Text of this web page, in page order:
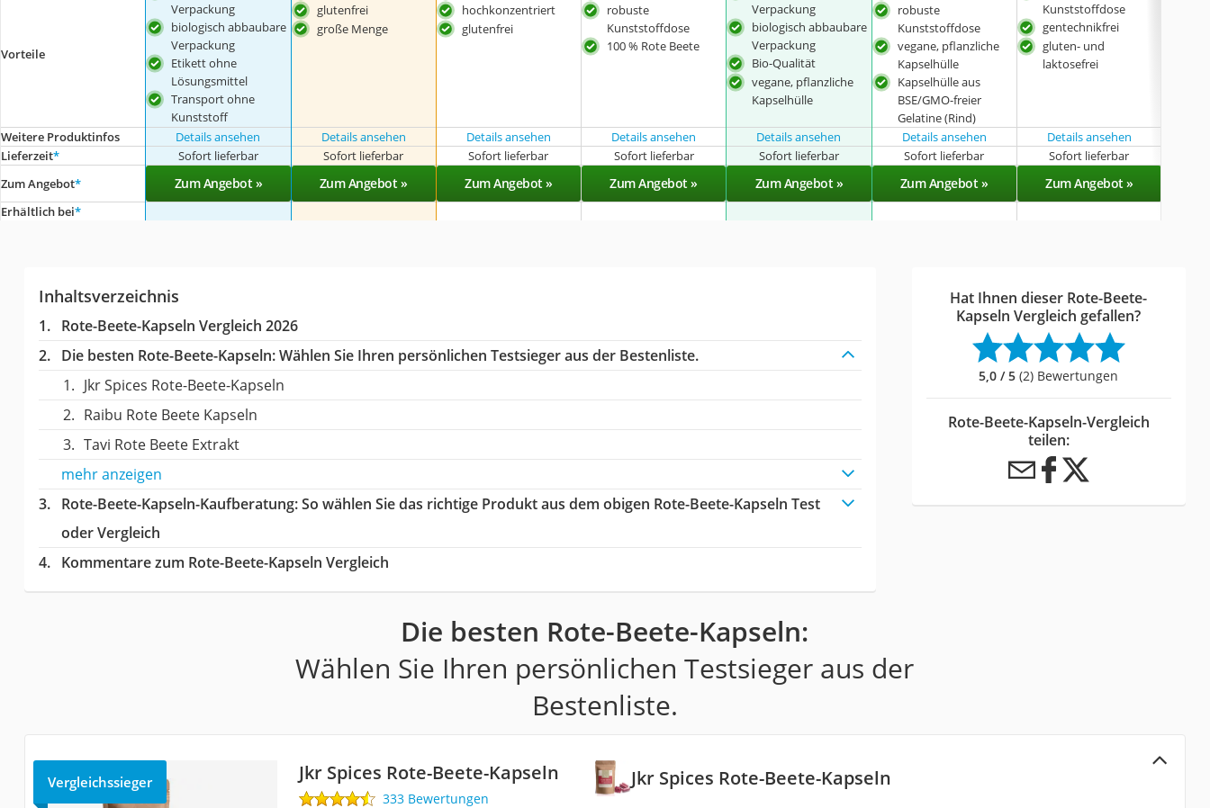
Vorteile
Verpackung
biologisch abbaubare
Verpackung
Etikett ohne
Lösungsmittel
Transport ohne
Kunststoff
glutenfrei
große Menge
hochkonzentriert
glutenfrei
robuste
Kunststoffdose
100 % Rote Beete
Verpackung
biologisch abbaubare
Verpackung
Bio-Qualität
vegane, pflanzliche
Kapselhülle
robuste
Kunststoffdose
vegane, pflanzliche
Kapselhülle
Kapselhülle aus
BSE/GMO-freier
Gelatine (Rind)
Kunststoffdose
gentechnikfrei
gluten- und
laktosefrei
Weitere Produktinfos Details ansehen Details ansehen Details ansehen Details ansehen Details ansehen Details ansehen
Details ansehen
Lieferzeit* Sofort lieferbar Sofort lieferbar Sofort lieferbar Sofort lieferbar Sofort lieferbar Sofort lieferbar Sofort lieferbar
Zum Angebot* Zum Angebot » Zum Angebot » Zum Angebot » Zum Angebot » Zum Angebot » Zum Angebot » Zum Angebot »
Erhältlich bei*
Inhaltsverzeichnis
Rote-Beete-Kapseln Vergleich 2026
Die besten Rote-Beete-Kapseln:Wählen Sie Ihren persönlichen Testsieger aus der Bestenliste.
Jkr Spices Rote-Beete-Kapseln
Raibu Rote Beete Kapseln
Tavi Rote Beete Extrakt
mehr anzeigen
Rote-Beete-Kapseln-Kaufberatung: So wählen Sie das richtige Produkt aus dem obigen Rote-Beete-Kapseln Test
oder Vergleich
Kommentare zum Rote-Beete-Kapseln Vergleich
Hat Ihnen dieser Rote-Beete-
Kapseln Vergleich gefallen?
5,0 / 5 (2) Bewertungen
Rote-Beete-Kapseln-Vergleich
teilen:
Die besten Rote-Beete-Kapseln:
Wählen Sie Ihren persönlichen Testsieger aus der
Bestenliste.
Jkr Spices Rote-Beete-Kapseln
Vergleichssieger Jkr Spices Rote-Beete-Kapseln
333 Bewertungen